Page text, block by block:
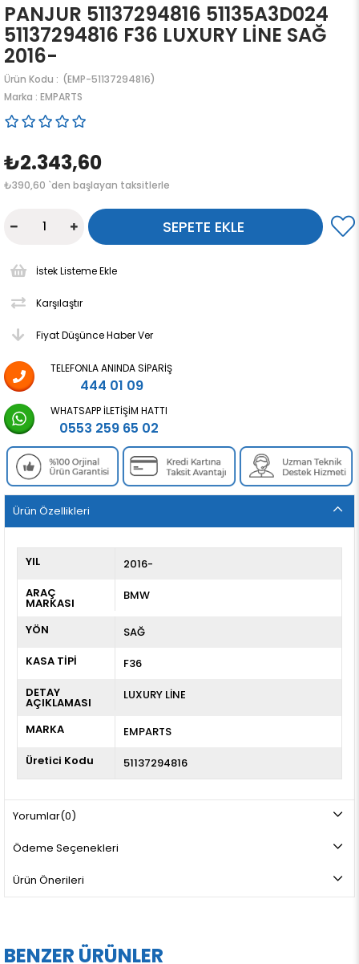
PANJUR 51137294816 51135A3D024
51137294816 F36 LUXURY LİNE SAĞ
2016-
(EMP-51137294816)
Marka : EMPARTS
₺2.343,60
₺390,60 `den başlayan taksitlerle
İstek Listeme Ekle
Karşılaştır
Fiyat Düşünce Haber Ver
TELEFONLA ANINDA SIPARIŞ
444 01 09
WHATSAPP İLETIŞIM HATTI
0553 259 65 02
Ürün Özellikleri
YIL
2016-
ARAÇ
MARKASI
BMW
YÖN
SAĞ
KASA TİPİ
F36
DETAY
AÇIKLAMASI
LUXURY LİNE
MARKA
EMPARTS
Üretici Kodu
51137294816
Yorumlar(0)
Ödeme Seçenekleri
Ürün Önerileri
BENZER ÜRÜNLER